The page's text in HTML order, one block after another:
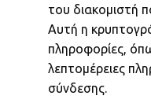
του διακομιστή
Αυτή η
πληροφορίες,
λεπτομέρειες
σύνδεσης.